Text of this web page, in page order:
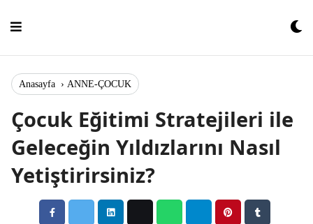
Anasayfa › ANNE-ÇOCUK
Çocuk Eğitimi Stratejileri ile
Geleceğin Yıldızlarını Nasıl
Yetiştirirsiniz?